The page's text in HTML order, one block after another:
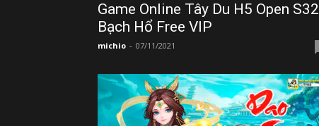
Game Online Tây Du H5 Open S32
Bạch Hổ Free VIP
michio - 07/11/2021